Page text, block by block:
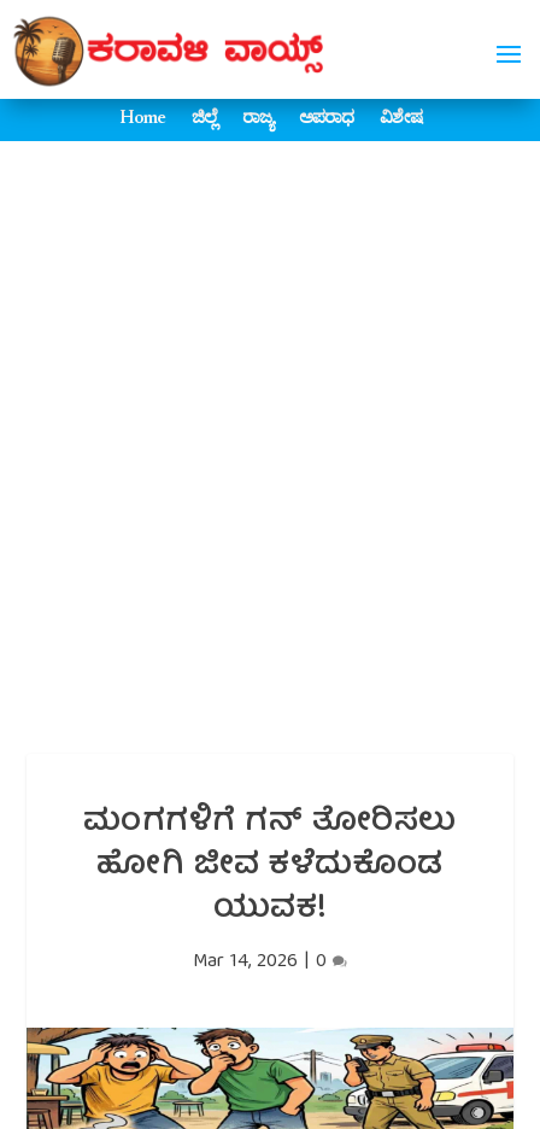
Home ಜಿಲ್ಲೆ ರಾಜ್ಯ ಅಪರಾಧ ವಿಶೇಷ
ಮಂಗಗಳಿಗೆ ಗನ್ ತೋರಿಸಲು
ಹೋಗಿ ಜೀವ ಕಳೆದುಕೊಂಡ
ಯುವಕ!
Mar 14, 2026 | 0